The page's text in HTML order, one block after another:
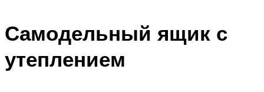
Самодельный ящик с
утеплением